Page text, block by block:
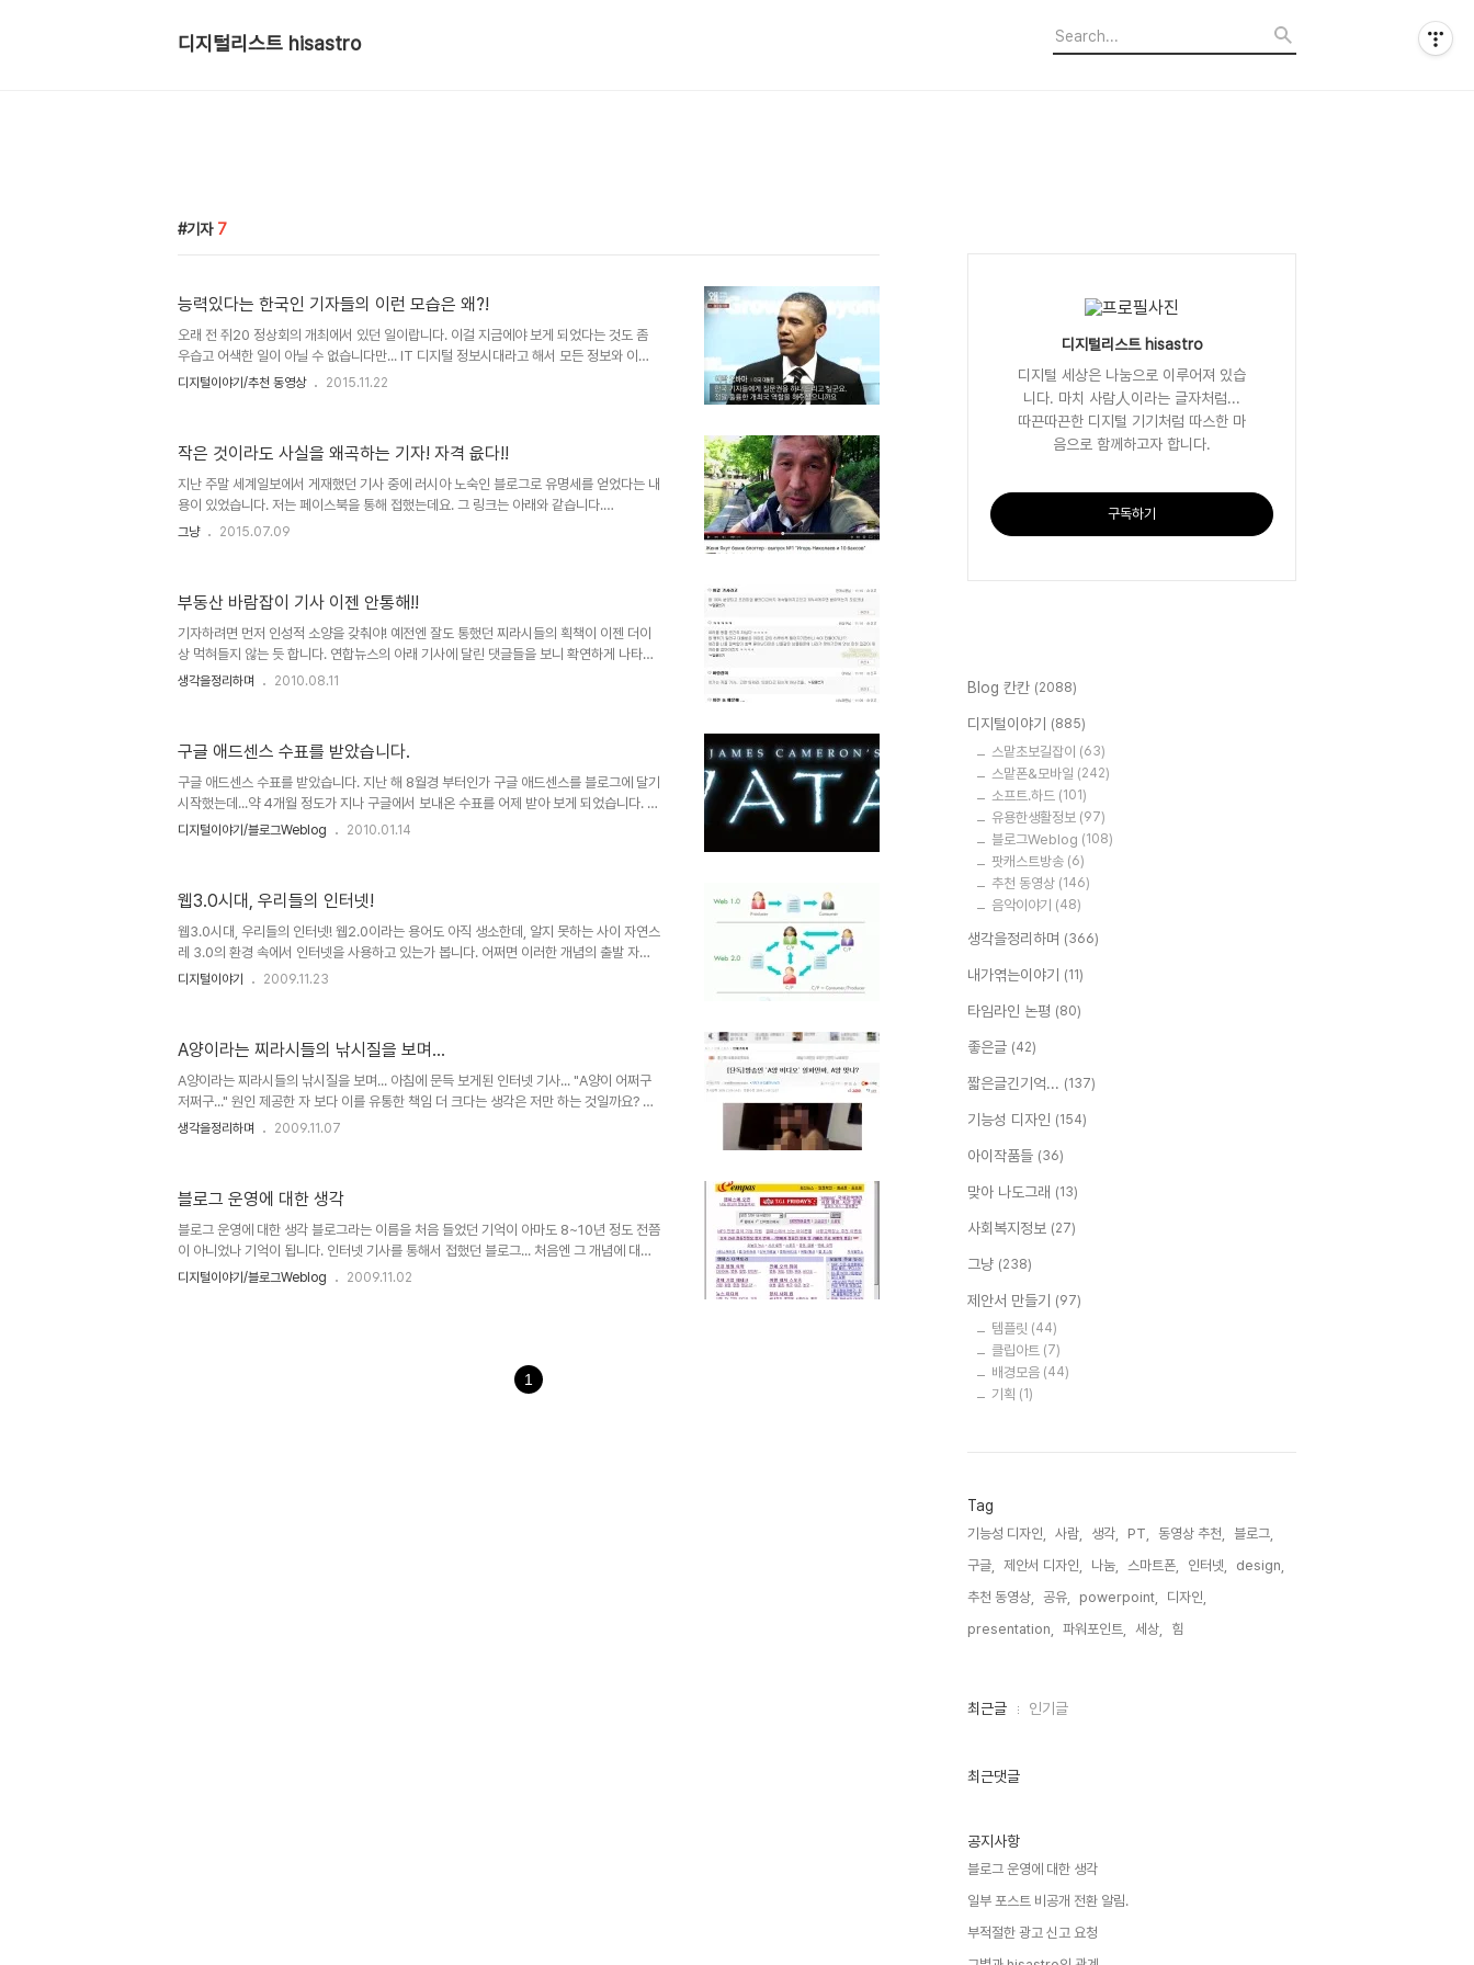
디지털리스트 hisastro
기자 7
능력있다는 한국인 기자들의 이런 모습은 왜?!
오래 전 쥐20 정상회의 개최에서 있던 일이랍니다. 이걸 지금에야 보게 되었다는 것도 좀
우습고 어색한 일이 아닐 수 없습니다만... IT 디지털 정보시대라고 해서 모든 정보와 이슈
들을 알 수는 없으니... 어찌됐든 SNS를 통해 -또한 우연히- 접하게 된 아래 동영상은 시간
던 글쓴이의 의중과 공감했다고 한 첫번째 생각은 기자들-그것도 사이비라는 시각으로-에
대한 힐책이었습니다. 전부가 그렇다고 할 수 없음에도 워낙 표면화 된 현재의 언론지형이
왜..
디지털이야기/추천 동영상 2015.11.22
작은 것이라도 사실을 왜곡하는 기자! 자격 읎다!!
지난 주말 세계일보에서 게재했던 기사 중에 러시아 노숙인 블로그로 유명세를 얻었다는 내
용이 있었습니다. 저는 페이스북을 통해 접했는데요. 그 링크는 아래와 같습니다.
http://www.segye.com/content/html/2015/06/30/20150630002441.html 기
용으로 댓글을 달았습니다. 그 댓글 내용은 다음과 같습니다. '1년에 100만 구독자를 확보
하기도 힘든데 단 한 달 만에 3만 2000명이 넘는 구독자를 확보했고 ..
그냥 2015.07.09
부동산 바람잡이 기사 이젠 안통해!!
기자하려면 먼저 인성적 소양을 갖춰야! 예전엔 잘도 통했던 찌라시들의 획책이 이젠 더이
상 먹혀들지 않는 듯 합니다. 연합뉴스의 아래 기사에 달린 댓글들을 보니 확연하게 나타납
니다. 아직도 예전처럼 펜대 하나로 세상을 좌지우지 할 수 있는 시대로 착각하는 기자양반
시라고... 상기 기사에 달린 각 주요 포털사이트의 댓글들을 갈무리 하여 모았습니다. ^^*
네이버는 언론사로 직접 링크가 된 관계로 해당 언론사 기사에는 댓글이 달려 있지 않아 -..
생각을정리하며 2010.08.11
구글 애드센스 수표를 받았습니다.
구글 애드센스 수표를 받았습니다. 지난 해 8월경 부터인가 구글 애드센스를 블로그에 달기
시작했는데...약 4개월 정도가 지나 구글에서 보내온 수표를 어제 받아 보게 되었습니다. 이
미 몇년 전부터 구글 애드센스를 하고 계신 분들이 많지만, 이제 새로운 Western Union
생각하고는 있습니다. "하츠의 꿈" 블로글 운영하시면서 최근 오픈한 명섭님의 블로드 처럼
전적으로 블로그만을 전념할 수 있는 전업 블로거가 되는 하나의 방법으로써 블로그..
디지털이야기/블로그Weblog 2010.01.14
웹3.0시대, 우리들의 인터넷!
웹3.0시대, 우리들의 인터넷! 웹2.0이라는 용어도 아직 생소한데, 알지 못하는 사이 자연스
레 3.0의 환경 속에서 인터넷을 사용하고 있는가 봅니다. 어쩌면 이러한 개념의 출발 자체
가 무의미한 것일 수 도 있겠지만, 한편으로 환경의 변화에 대한 인지가 더 나은 모습으로의
점을 전후하여 인터넷 전문가들 및 사용자들은 이를 웹3.0이라 정의하는 것이 넌센스라는
의견도 많고 또 그만큼 어떤 새로운 서비스에 대한 개념 정리에 있어서 적지 않은 혼..
디지털이야기 2009.11.23
A양이라는 찌라시들의 낚시질을 보며...
A양이라는 찌라시들의 낚시질을 보며... 아침에 문득 보게된 인터넷 기사... "A양이 어쩌구
저쩌구..." 원인 제공한 자 보다 이를 유통한 책임 더 크다는 생각은 저만 하는 것일까요? 얼
마 전 본능에 대한 글을 쓰면서도 언급을 했습니다만, 그 자연스러운 본능을 악용하는 찌라
요... 어쩌면 지금도 진행 중 일겁니다. 아무리 더럽고 못된 짓을 하여도 보이지 않는 정보화
시대의 이면은 더러운 힘으로 포장하여 영웅을 만들기도 합니다. 찌라시들이..
생각을정리하며 2009.11.07
블로그 운영에 대한 생각
블로그 운영에 대한 생각 블로그라는 이름을 처음 들었던 기억이 아마도 8~10년 정도 전쯤
이 아니었나 기억이 됩니다. 인터넷 기사를 통해서 접했던 블로그... 처음엔 그 개념에 대한
모호함 때문에 홈페이지와 뭐가 다른가라는 오해 아닌 오해를 하기도 했었습니다. 물론 그
게 되었습니다. ▲ 꼬날님의 "엠파스 추억"이라는 글에서 이미지를 가져왔습니다. 엠파스
디지털이야기/블로그Weblog 2009.11.02
1
디지털리스트 hisastro
디지털 세상은 나눔으로 이루어져 있습
니다. 마치 사람人이라는 글자처럼...
따끈따끈한 디지털 기기처럼 따스한 마
음으로 함께하고자 합니다.
구독하기
Blog 칸칸 (2088)
디지털이야기 (885)
스맡초보길잡이 (63)
스맡폰&모바일 (242)
소프트.하드 (101)
유용한생활정보 (97)
블로그Weblog (108)
팟캐스트방송 (6)
추천 동영상 (146)
음악이야기 (48)
생각을정리하며 (366)
내가엮는이야기 (11)
타임라인 논평 (80)
좋은글 (42)
짧은글긴기억... (137)
기능성 디자인 (154)
아이작품들 (36)
맞아 나도그래 (13)
사회복지정보 (27)
그냥 (238)
제안서 만들기 (97)
템플릿 (44)
클립아트 (7)
배경모음 (44)
기획 (1)
Tag
기능성 디자인, 사람, 생각, PT, 동영상 추천,
블로그,
구글,
제안서 디자인, 나눔, 스마트폰, 인터넷,
design,
추천 동영상,
공유, powerpoint,
디자인,
presentation,
파워포인트, 세상, 힘,
최
인
최근글 인기글
최근댓글
공지사항
블로그 운영에 대한 생각
일부 포스트 비공개 전환 알림.
부적절한 광고 신고 요청